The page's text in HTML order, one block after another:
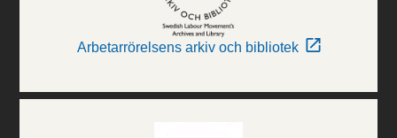
Arbetarrörelsens arkiv och bibliotek